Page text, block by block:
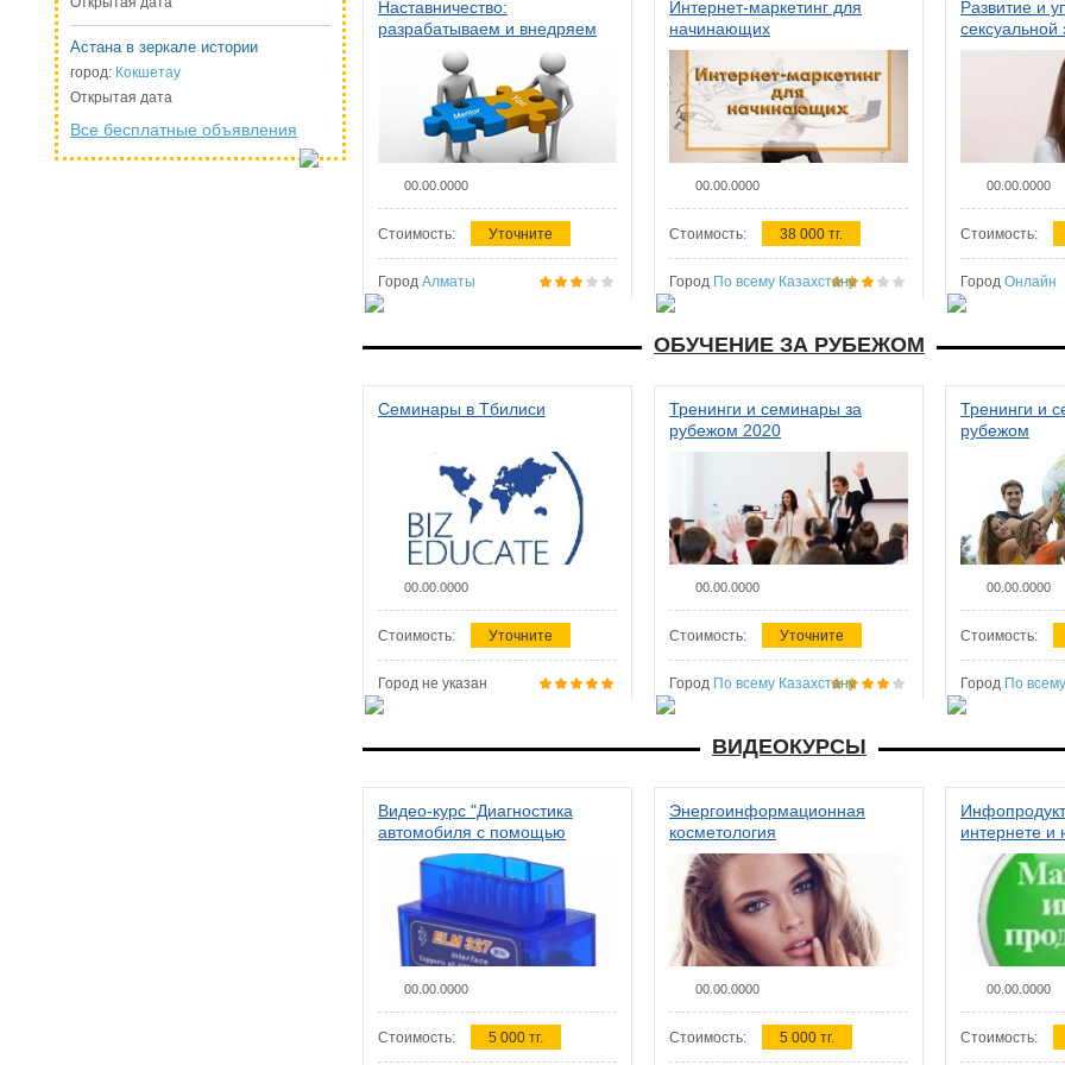
Астана в зеркале истории
город: Кокшетау
Открытая дата
Все бесплатные объявления
Наставничество:
разрабатываем и внедряем
систему наставничества в
организации
00.00.0000
Стоимость: Уточните
Город Алматы
Интернет-маркетинг для
начинающих
00.00.0000
Стоимость: 38 000 тг.
Город По всему Казахстану
Развитие и
сексуальной
женщин
00.00.0000
Стоимость:
Город Онлайн
ОБУЧЕНИЕ ЗА РУБЕЖОМ
Семинары в Тбилиси
00.00.0000
Стоимость: Уточните
Город не указан
Тренинги и семинары за
рубежом 2020
00.00.0000
Стоимость: Уточните
Город По всему Казахстану
Тренинги и
рубежом
00.00.0000
Стоимость:
Город По
ВИДЕОКУРСЫ
Видео-курс "Диагностика
автомобиля с помощью
сканера ELM 327"
00.00.0000
Стоимость: 5 000 тг.
Энергоинформационная
косметология
00.00.0000
Стоимость: 5 000 тг.
интернете и
00.00.0000
Стоимость: